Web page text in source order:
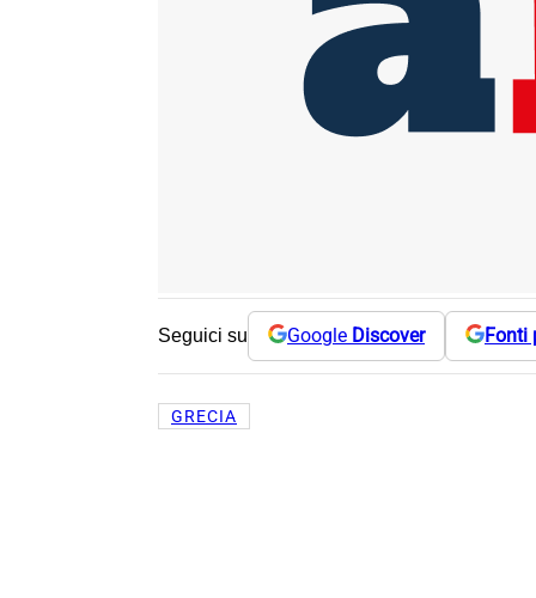
Seguici su Google Discover Fonti
GRECIA